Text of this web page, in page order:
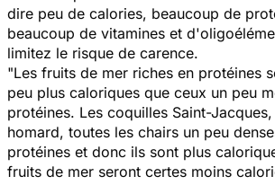
dire peu de calories, beaucoup de
beaucoup de vitamines et
limitez le risque de carence.
"Les fruits de mer riches en protéines
peu plus caloriques que ceux un peu
protéines. Les coquilles Saint-
homard, toutes les chairs un peu
protéines et donc ils sont plus
fruits de mer seront certes moins